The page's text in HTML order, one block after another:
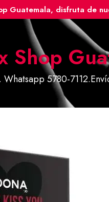
Guatemala, disfruta de
Shop
5780-